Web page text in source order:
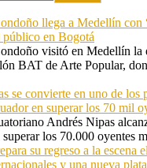
llega a Medellín con
en Bogotá
visitó en Medellín la
BAT de Arte Popular,
se convierte en uno de los
en superar los 70 mil
Andrés Nipas
los 70.000 oyentes
su regreso a la escena
y una nueva